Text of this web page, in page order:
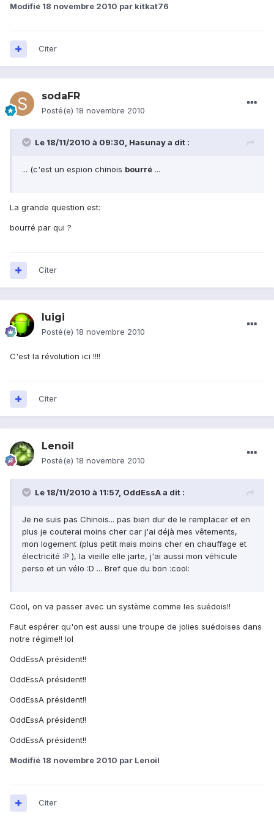
Modifié 18 novembre 2010 par kitkat76
Citer
sodaFR
Posté(e) 18 novembre 2010
Le 18/11/2010 à 09:30, Hasunay a dit :
... (c'est un espion chinois bourré ...
La grande question est:
bourré par qui ?
Citer
luigi
Posté(e) 18 novembre 2010
C'est la révolution ici !!!!
Citer
Lenoil
Posté(e) 18 novembre 2010
Le 18/11/2010 à 11:57, OddEssA a dit :
Je ne suis pas Chinois... pas bien dur de le remplacer et en
plus je couterai moins cher car j'ai déjà mes vêtements,
mon logement (plus petit mais moins cher en chauffage et
électricité :P ), la vieille elle jarte, j'ai aussi mon véhicule
perso et un vélo :D ... Bref que du bon :cool:
Cool, on va passer avec un système comme les suédois!!
Faut espérer qu'on est aussi une troupe de jolies suédoises dans
notre régime!! lol
OddEssA président!!
OddEssA président!!
OddEssA président!!
OddEssA président!!
OddEssA président!!
Modifié 18 novembre 2010 par Lenoil
Citer